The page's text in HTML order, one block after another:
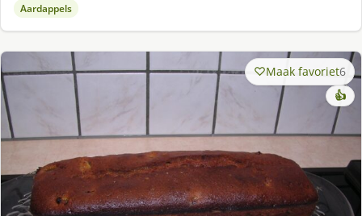
Aardappels
Maak favoriet6
👍